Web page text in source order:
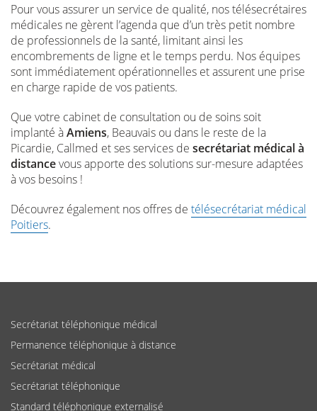
Pour vous assurer un service de qualité, nos télésecrétaires
médicales ne gèrent l’agenda que d’un très petit nombre
de professionnels de la santé, limitant ainsi les
encombrements de ligne et le temps perdu. Nos équipes
sont immédiatement opérationnelles et assurent une prise
en charge rapide de vos patients.
Que votre cabinet de consultation ou de soins soit
implanté àAmiens, Beauvais ou dans le reste de la
Picardie, Callmed et ses services de secrétariat médical à
distancevous apporte des solutions sur-mesure adaptées
à vos besoins !
Découvrez également nos offres de télésecrétariat médical
Poitiers.
Secrétariat téléphonique médical
Permanence téléphonique à distance
Secrétariat médical
Secrétariat téléphonique
Standard téléphonique externalisé